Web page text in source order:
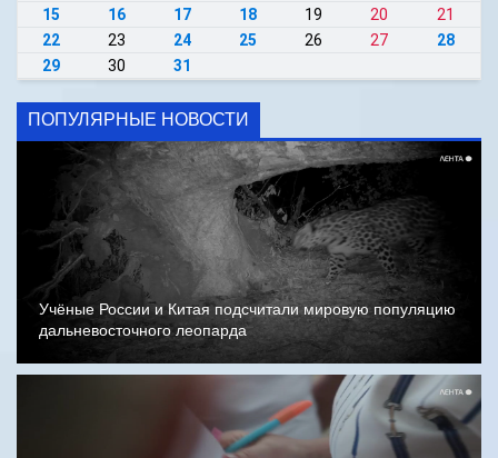
15
16 17 18 19 20
21
22
23 24 25 26 27
28
29
30 31
ПОПУЛЯРНЫЕ НОВОСТИ
Учёные России и Китая подсчитали мировую популяцию
дальневосточного леопарда